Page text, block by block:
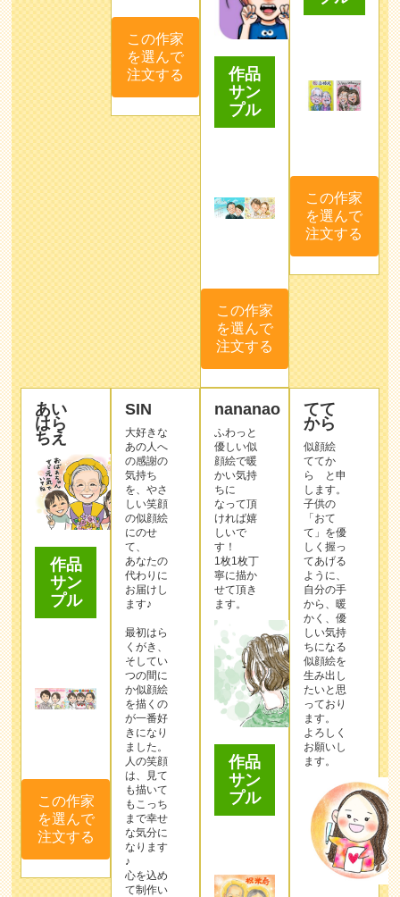
この作家
を選んで
注文する
作品
サン
プル
この作家
を選んで
注文する
この作家
を選んで
注文する
あい
はら
ちえ
作品
サン
プル
この作家
を選んで
注文する
SIN
大好きな
あの人へ
の感謝の
気持ち
を、やさ
しい笑顔
の似顔絵
にのせ
て、
あなたの
代わりに
お届けし
ます♪
最初はら
くがき、
そしてい
つの間に
か似顔絵
を描くの
が一番好
きになり
ました。
人の笑顔
は、見て
も描いて
もこっち
まで幸せ
な気分に
なります
♪
心を込め
て制作い
nananao
ふわっと
優しい似
顔絵で暖
かい気持
ちに
なって頂
ければ嬉
しいで
す！
1枚1枚丁
寧に描か
せて頂き
ます。
作品
サン
プル
てて
から
似顔絵
ててか
ら と申
します。
子供の
「おて
て」を優
しく握っ
てあげる
ように、
自分の手
から、暖
かく、優
しい気持
ちになる
似顔絵を
生み出し
たいと思
っており
ます。
よろしく
お願いし
ます。